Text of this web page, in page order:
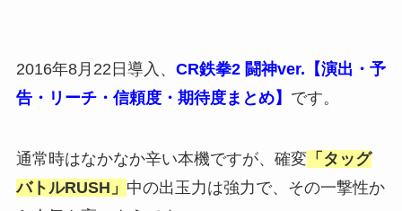
2016年8月22日導入、 CR鉄拳2 闘神ver.【演出・予
告・リーチ・信頼度・期待度まとめ】 です。
通常時はなかなか辛い本機ですが、確変「タッグ
バトルRUSH」 中の出玉力は強力で、その一撃性か